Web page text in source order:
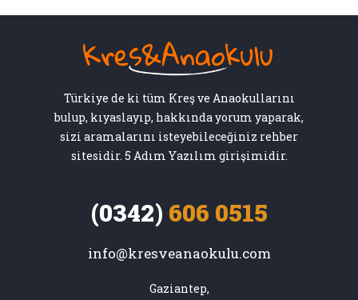
Türkiye de ki tüm Kreş ve Anaokullarını
bulup, kıyaslayıp, hakkında yorum yaparak,
sizi aramalarını isteyebileceğiniz rehber
sitesidir. 5 Adım Yazılım girişimidir.
(0342) 606 0515
info@kresveanaokulu.com
Gaziantep,